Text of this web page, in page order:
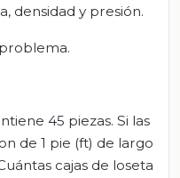
densidad y presión.
45 piezas. Si las
de 1 pie (ft) de largo
cajas de loseta